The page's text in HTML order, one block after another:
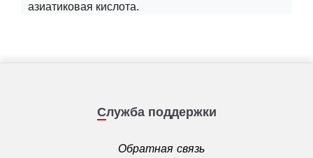
азиатиковая кислота.
Служба поддержки
Обратная связь